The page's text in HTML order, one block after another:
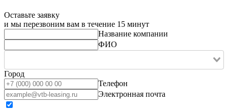
Оставьте заявку
и мы перезвоним вам в течение 15 минут
Название компании
ФИО
Город
Телефон
Электронная почта